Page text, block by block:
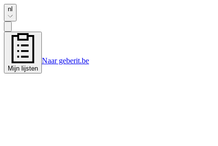
nl
Mijn lijsten
Naar geberit.be